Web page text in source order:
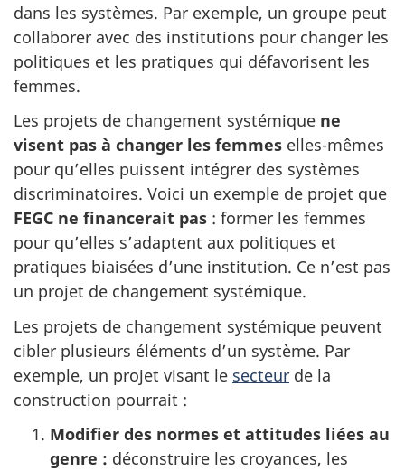
dans les systèmes. Par exemple, un groupe peut
collaborer avec des institutions pour changer les
politiques et les pratiques qui défavorisent les
femmes.
Les projets de changement systémique ne
visent pas à changer les femmes elles-mêmes
pour qu’elles puissent intégrer des systèmes
discriminatoires. Voici un exemple de projet que
FEGC ne financerait pas : former les femmes
pour qu’elles s’adaptent aux politiques et
pratiques biaisées d’une institution. Ce n’est pas
un projet de changement systémique.
Les projets de changement systémique peuvent
cibler plusieurs éléments d’un système. Par
exemple, un projet visant le secteur de la
construction pourrait :
Modifier des normes et attitudes liées au
genre : déconstruire les croyances, les